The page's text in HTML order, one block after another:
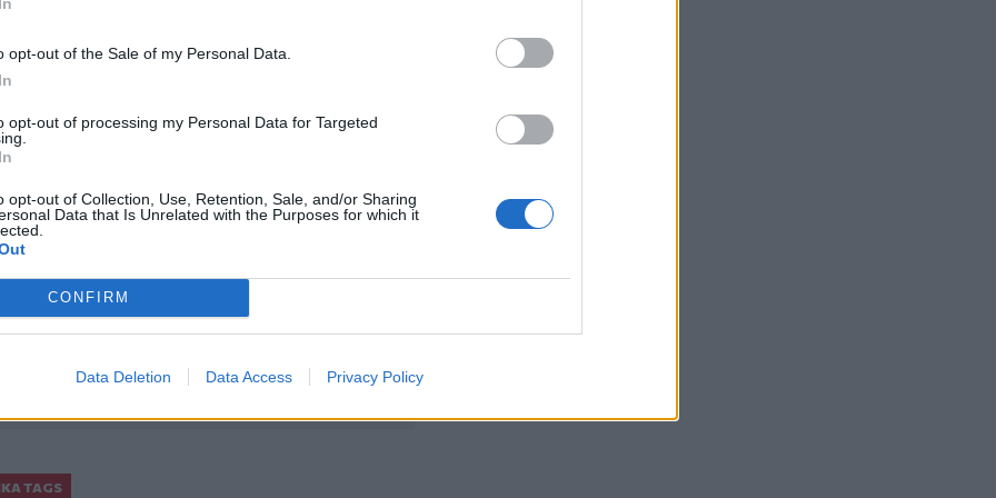
opt-out of the Sale of my Personal Data.
opt-out of processing my Personal Data for Targeted
opt-out of Collection, Use, Retention, Sale, and/or Sharing
Data that Is Unrelated with the Purposes for which it
CONFIRM
Data Deletion Data Access Privacy Policy
Google Newsκαι στοFacebook
μας στο
TAGS